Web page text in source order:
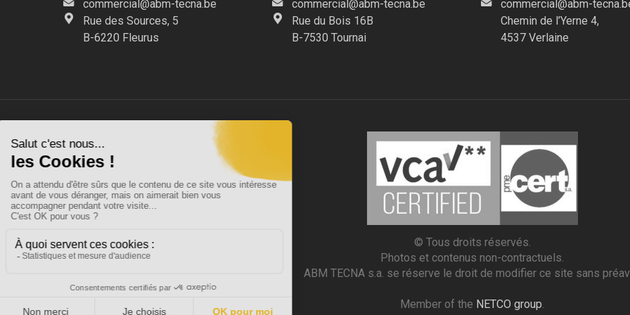
commercial@abm-tecna.be
Rue des Sources, 5
B-6220 Fleurus
commercial@abm-tecna.be
Rue du Bois 16B
B-7530 Tournai
commercial@abm-
Chemin de l’Yerne 4,
4537 Verlaine
© Tous droits réservés.
Photos et contenus non-contractuels.
ABM TECNA s.a. se réserve le droit de modifier ce site sans
Member of the NETCO group.